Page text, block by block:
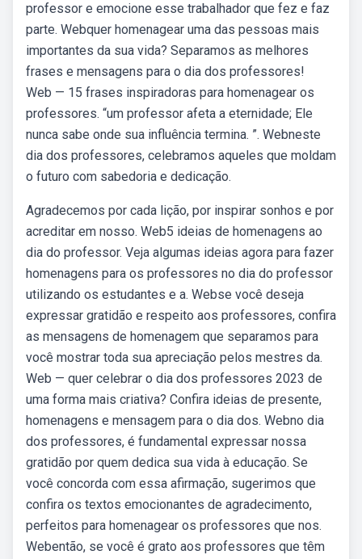
professor e emocione esse trabalhador que fez e faz
parte. Webquer homenagear uma das pessoas mais
importantes da sua vida? Separamos as melhores
frases e mensagens para o dia dos professores!
Web — 15 frases inspiradoras para homenagear os
professores. “um professor afeta a eternidade; Ele
nunca sabe onde sua influência termina. ”. Webneste
dia dos professores, celebramos aqueles que moldam
o futuro com sabedoria e dedicação.
Agradecemos por cada lição, por inspirar sonhos e por
acreditar em nosso. Web5 ideias de homenagens ao
dia do professor. Veja algumas ideias agora para fazer
homenagens para os professores no dia do professor
utilizando os estudantes e a. Webse você deseja
expressar gratidão e respeito aos professores, confira
as mensagens de homenagem que separamos para
você mostrar toda sua apreciação pelos mestres da.
Web — quer celebrar o dia dos professores 2023 de
uma forma mais criativa? Confira ideias de presente,
homenagens e mensagem para o dia dos. Webno dia
dos professores, é fundamental expressar nossa
gratidão por quem dedica sua vida à educação. Se
você concorda com essa afirmação, sugerimos que
confira os textos emocionantes de agradecimento,
perfeitos para homenagear os professores que nos.
Webentão, se você é grato aos professores que têm